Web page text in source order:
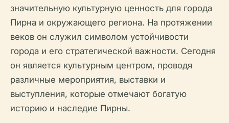
значительную культурную ценность для города
Пирна и окружающего региона. На протяжении
веков он служил символом устойчивости
города и его стратегической важности. Сегодня
он является культурным центром, проводя
различные мероприятия, выставки и
выступления, которые отмечают богатую
историю и наследие Пирны.